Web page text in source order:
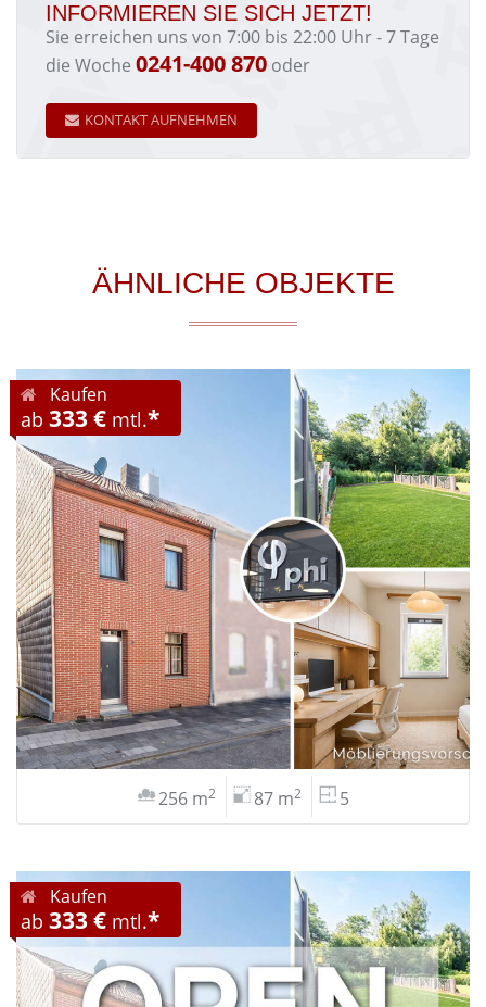
INFORMIEREN SIE SICH JETZT!
Sie erreichen uns von 7:00 bis 22:00 Uhr - 7 Tage
die Woche 0241-400 870 oder
KONTAKT AUFNEHMEN
ÄHNLICHE OBJEKTE
Kaufen
ab 333 € mtl.*
256 m2 87 m2 5
Kaufen
ab 333 € mtl.*